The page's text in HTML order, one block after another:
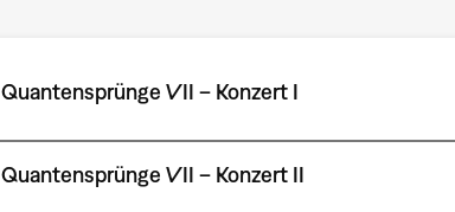
Quantensprünge VII – Konzert I
Quantensprünge VII – Konzert II